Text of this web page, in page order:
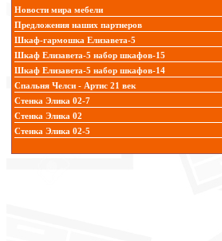
Новости мира мебели
Предложения наших партнеров
Шкаф-гармошка Елизавета-5
Шкаф Елизавета-5 набор шкафов-15
Шкаф Елизавета-5 набор шкафов-14
Спальня Челси - Артис 21 век
Стенка Элика 02-7
Стенка Элика 02
Стенка Элика 02-5